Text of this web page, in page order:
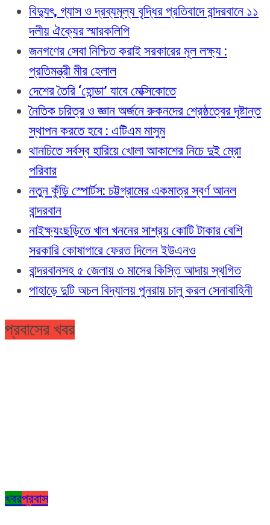
বিদ্যুৎ, গ্যাস ও দ্রব্যমূল্য বৃদ্ধির প্রতিবাদে বান্দরবানে ১১
দলীয় ঐক্যের স্মারকলিপি
জনগণের সেবা নিশ্চিত করাই সরকারের মূল লক্ষ্য :
প্রতিমন্ত্রী মীর হেলাল
দেশের তৈরি ‘হোন্ডা’ যাবে মেক্সিকোতে
নৈতিক চরিত্র ও জ্ঞান অর্জনে রুকনদের শ্রেষ্ঠত্বের দৃষ্টান্ত
স্থাপন করতে হবে : এটিএম মাসুম
থানচিতে সর্বস্ব হারিয়ে খোলা আকাশের নিচে দুই ম্রো
পরিবার
নতুন কুঁড়ি স্পোর্টস: চট্টগ্রামের একমাত্র স্বর্ণ আনল
বান্দরবান
নাইক্ষ্যংছড়িতে খাল খননের সাশ্রয় কোটি টাকার বেশি
সরকারি কোষাগারে ফেরত দিলেন ইউএনও
বান্দরবানসহ ৫ জেলায় ৩ মাসের কিস্তি আদায় স্থগিত
পাহাড়ে দুটি অচল বিদ্যালয় পুনরায় চালু করল সেনাবাহিনী
প্রবাসের খবর
খবরপ্রবাস